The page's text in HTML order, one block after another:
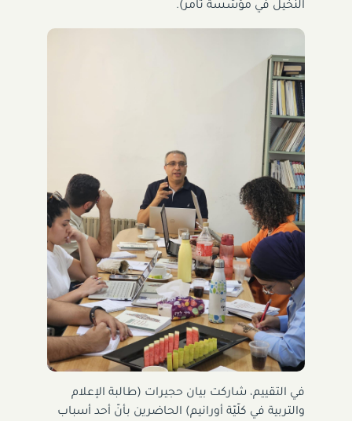
النخيل في مؤسَّسة تامر).
في التقييم، شاركت بيان حجيرات (طالبة الإعلام
والتربية في كلّيّة أورانيم) الحاضرين بأنّ أحد أسباب